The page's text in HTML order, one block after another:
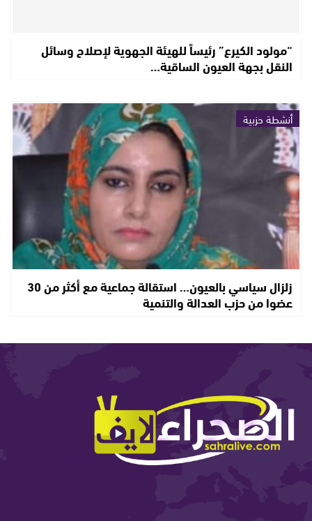
“مولود الكيرع” رئيساً للهيئة الجهوية لإصلاح وسائل
النقل بجهة العيون الساقية…
أنشطة حزبية
زلزال سياسي بالعيون… استقالة جماعية مع أكثر من 30
عضوا من حزب العدالة والتنمية